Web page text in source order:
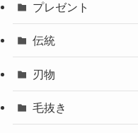
プレゼント
伝統
刃物
毛抜き